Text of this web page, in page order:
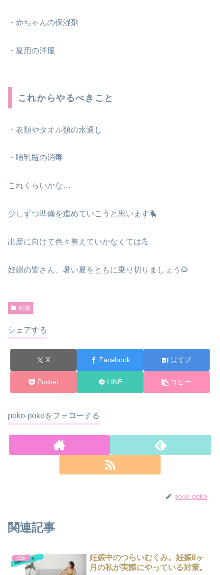
・赤ちゃんの保湿剤
・夏用の洋服
これからやるべきこと
・衣類やタオル類の水通し
・哺乳瓶の消毒
これくらいかな…
少しずつ準備を進めていこうと思います🐤
出産に向けて色々整えていかなくては💪
妊婦の皆さん、暑い夏をともに乗り切りましょう🌻
妊娠
シェアする
X Facebook はてブ
Pocket LINE コピー
poko-pokoをフォローする
poko-poko
関連記事
妊娠
妊娠中のつらいむくみ。妊娠8ヶ
月の私が実際にやっている対策。